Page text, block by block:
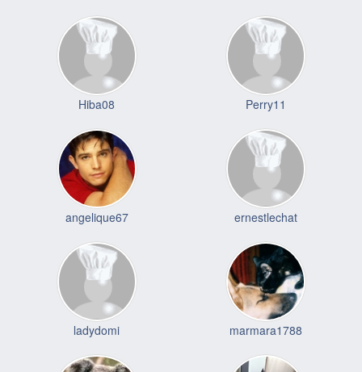
Hiba08 Perry11
angelique67 ernestlechat
ladydomi marmara1788